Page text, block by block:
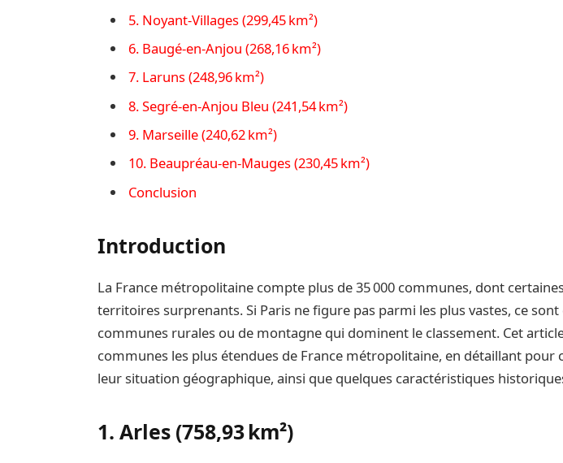
5. Noyant‑Villages (299,45 km²)
6. Baugé‑en‑Anjou (268,16 km²)
7. Laruns (248,96 km²)
8. Segré‑en‑Anjou Bleu (241,54 km²)
9. Marseille (240,62 km²)
10. Beaupréau‑en‑Mauges (230,45 km²)
Conclusion
Introduction
La France métropolitaine compte plus de 35 000 communes, dont
territoires surprenants. Si Paris ne figure pas parmi les plus vastes, ce
communes rurales ou de montagne qui dominent le classement. Cet
communes les plus étendues de France métropolitaine, en détaillant pour
leur situation géographique, ainsi que quelques caractéristiques
1. Arles (758,93 km²)